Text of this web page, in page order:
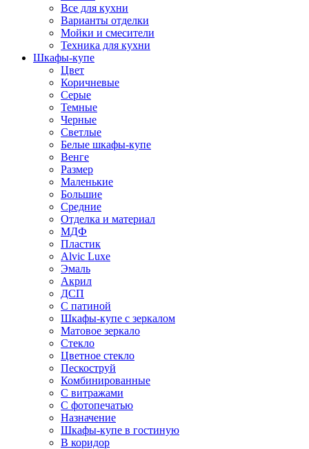
Все для кухни
Варианты отделки
Мойки и смесители
Техника для кухни
Шкафы-купе
Цвет
Коричневые
Серые
Темные
Черные
Светлые
Белые шкафы-купе
Венге
Размер
Маленькие
Большие
Средние
Отделка и материал
МДФ
Пластик
Alvic Luxe
Эмаль
Акрил
ДСП
С патиной
Шкафы-купе с зеркалом
Матовое зеркало
Стекло
Цветное стекло
Пескоструй
Комбинированные
С витражами
С фотопечатью
Назначение
Шкафы-купе в гостиную
В коридор